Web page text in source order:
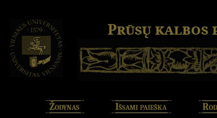
Prūsų kalbos
Žodynas Išsami paieška